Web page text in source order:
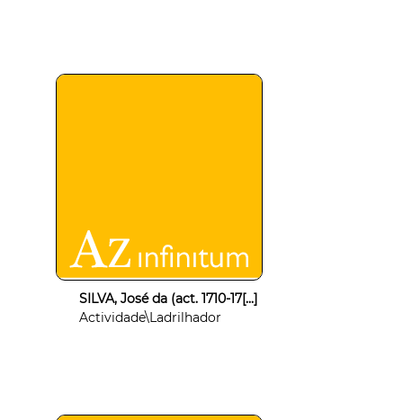
SILVA, José da (act. 1710-17[...]
Actividade\Ladrilhador